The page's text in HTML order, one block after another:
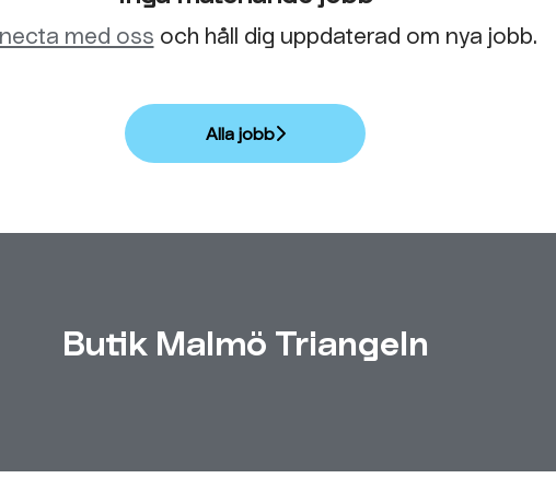
med oss och håll dig uppdaterad om nya jobb.
Alla jobb
Butik Malmö Triangeln